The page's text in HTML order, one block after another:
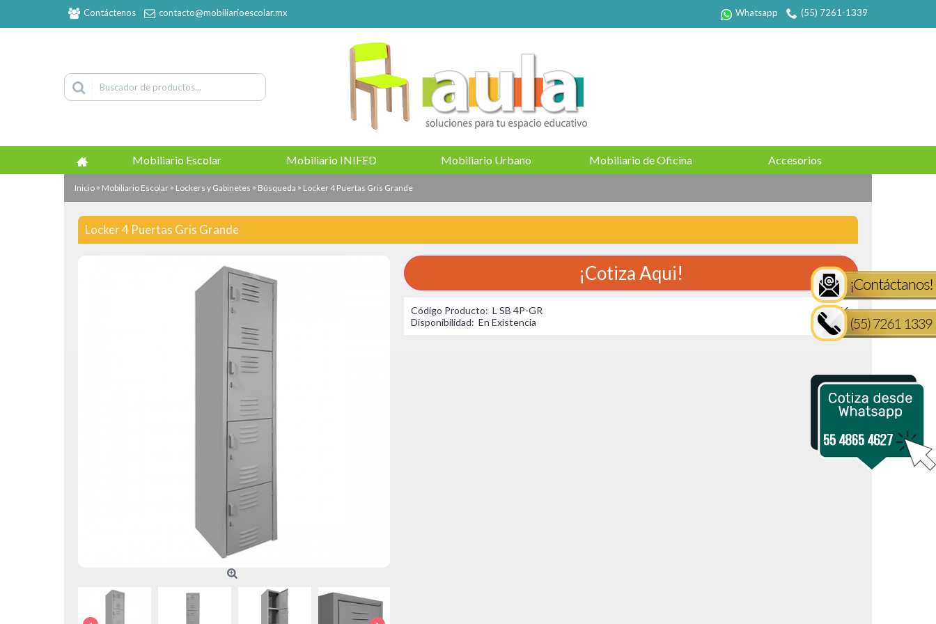
Contáctenos contacto@mobiliarioescolar.mx Whatsapp (55) 7261-1339
Mobiliario Escolar Mobiliario INIFED Mobiliario Urbano Mobiliario de Oficina Accesorios
Inicio » Mobiliario Escolar » Lockers y Gabinetes » Búsqueda » Locker 4 Puertas Gris Grande
Locker 4 Puertas Gris Grande
¡Cotiza Aqui!
: 7566
Código Producto: L SB 4P-GR
Disponibilidad: En Existencia